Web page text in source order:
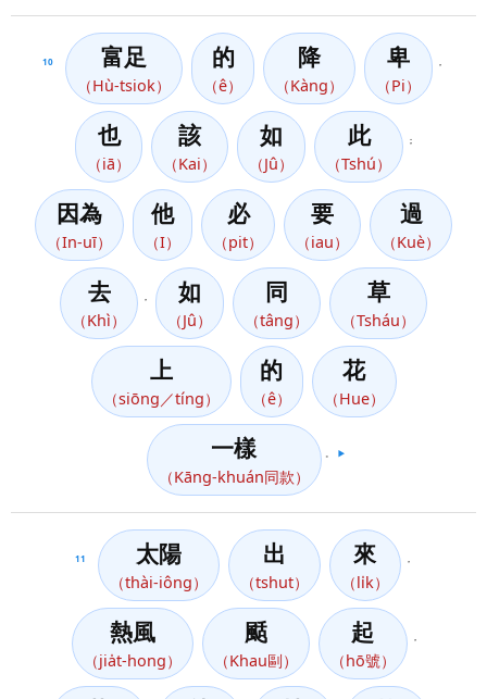
10 富足
（Hù-tsiok）
的
（ê）
降
（Kàng）
卑
（Pi）
也
（iā）
該
（Kai）
如
（Jû）
此
（Tshú）
；
因為
（In-uī）
他
（I）
必
（pit）
要
（iau）
過
（Kuè）
去
（Khì）
如
（Jû）
同
（tâng）
草
（Tsháu）
上
（siōng／tíng）
的
（ê）
花
（Hue）
一樣
（Kāng-khuán同款）
▶️
11 太陽
（thài-iông）
出
（tshut）
來
（li̍k）
熱風
（jia̍t-hong）
颳
（Khau剾）
起
（hō號）